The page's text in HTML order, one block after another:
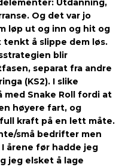
Utdanning,
Og det var jo
løp ut og inn og hit og
tenkt å slippe dem løs.
blir
separat fra andre
(KS2). I slike
Snake Roll fordi at
høyere fart, og
kraft på en lett måte.
små bedrifter men
årene før hadde jeg
jeg elsket å lage